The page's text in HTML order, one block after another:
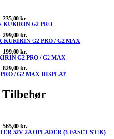
235,00 kr.
KUKIRIN G2 PRO
299,00 kr.
KUKIRIN G2 PRO / G2 MAX
199,00 kr.
G2 PRO / G2 MAX
829,00 kr.
/ G2 MAX DISPLAY
565,00 kr.
52V 2A OPLADER (3-FASET STIK)